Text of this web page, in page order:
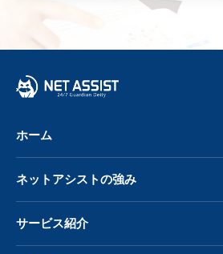
ホーム
ネットアシストの強み
サービス紹介